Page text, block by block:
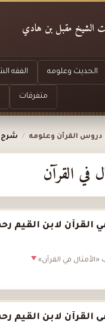
الشيخ مقبل بن هادي
الحديث وعلومه الفقه
متفرقات
دروس القرآن وعلومه / شرح
في القرآن
القرآن لابن القيم
في القرآن»
القرآن لابن القيم